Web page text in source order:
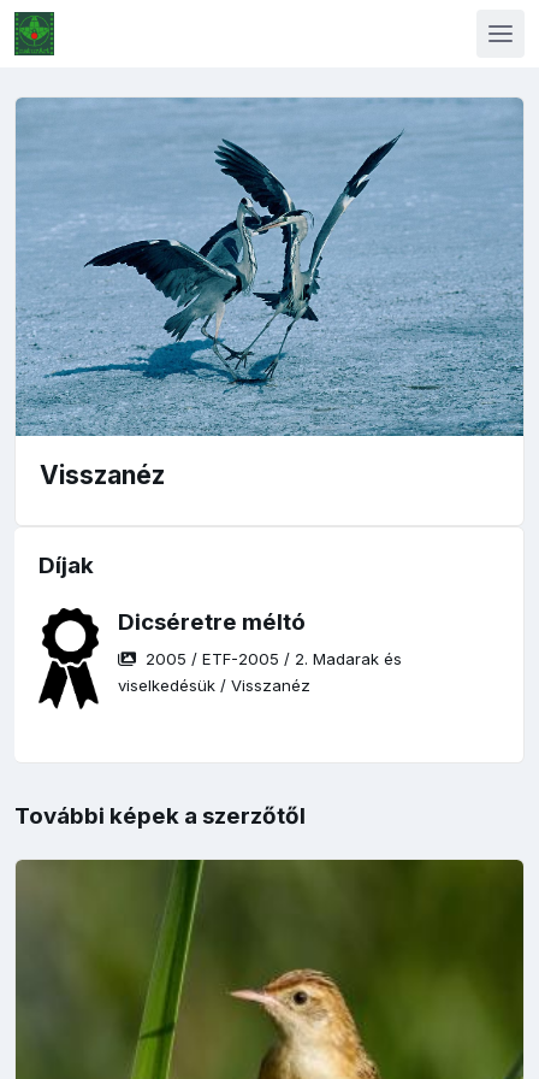
Visszanéz
Díjak
Dicséretre méltó
2005 /ETF-2005 / 2. Madarak és
viselkedésük /Visszanéz
További képek a szerzőtől